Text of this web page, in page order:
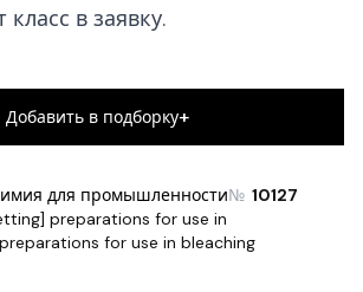
в заявку.
Добавить в подборку+
для промышленности№ 10127
preparations for use in
for use in bleaching